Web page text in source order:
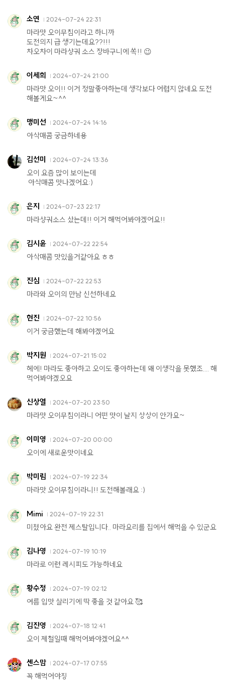
소연 2024-07-24 22:31
마라맛 오이무침이라고 하니까
도전의지 급 생기는데요??!!!
차오차이 마라샹궈 소스 장바구니에 쏙!! 😉
이세희 2024-07-24 21:00
마라맛 오이!! 이거 정말좋아하는데 생각보다 어렵지 않네요 도전
해볼게요~^^
맹미선 2024-07-24 14:16
아삭매콤 궁금하네용
김선미 2024-07-24 13:36
오이 요즘 많이 보이는데
아삭매콤 맛나겠어요:)
은지 2024-07-23 22:17
마라샹궈소스 샀는데!! 이거 해먹어봐야겠어요!!
김시윤 2024-07-22 22:54
아삭매콤 맛있을거같아요 ㅎㅎ
진심 2024-07-22 22:53
마라와 오이의 만남 신선하네요
현진 2024-07-22 10:56
이거 궁금했는데 해봐야겠어요
박지원 2024-07-21 15:02
헤에! 마라도 좋아하고 오이도 좋아하는데 왜 이생각을 못했조.... 해
먹어봐야겠오요
신상열 2024-07-20 23:50
마라맛 오이무침이라니 어떤 맛이 날지 상상이 안가요~
이미영 2024-07-20 00:00
오이에 새로운맛이네요
박미림 2024-07-19 22:34
마라맛 오이무침이라니!! 도전해볼래요 :)
Mimi 2024-07-19 22:31
미쳤아요 완전 제스탈입니다.. 마라요리를 집에서 해먹을 수 있군요
김나영 2024-07-19 10:19
마라로 이런 레시피도 가능하네요
황수정 2024-07-19 02:12
여름 입맛 살리기에 딱 좋을 것 같아요 🥰
김진영 2024-07-18 12:41
오이 제철일때 해먹어봐야겠어요^^
센스맘 2024-07-17 07:55
꼭 해먹어야징